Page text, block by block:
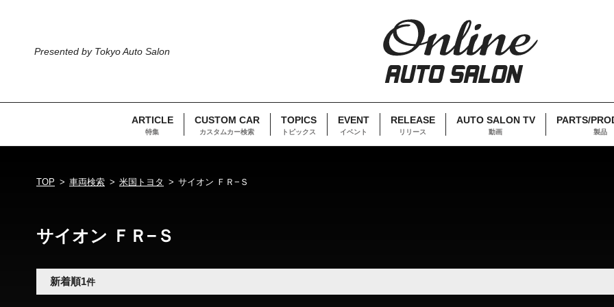
Presented by Tokyo Auto Salon
ARTICLE
特集
CUSTOM CAR
カスタムカー検索
TOPICS
トピックス
EVENT
イベント
RELEASE
リリース
AUTO SALON TV
動画
PARTS/
製品
TOP 車両検索 米国トヨタ サイオン ＦＲ−Ｓ
サイオン ＦＲ−Ｓ
新着順1件